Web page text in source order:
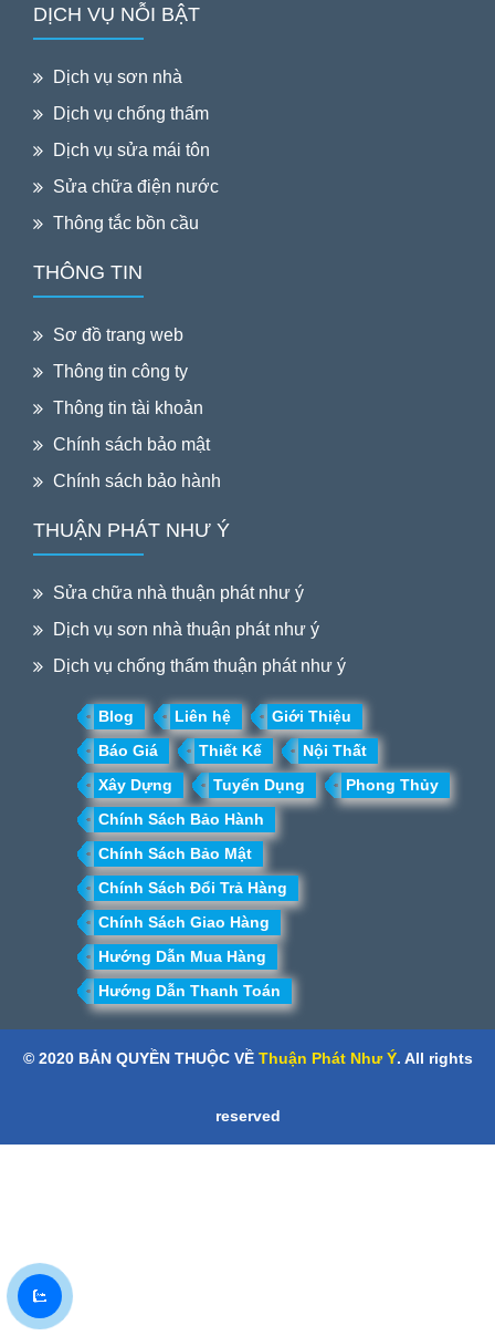
DỊCH VỤ NỖI BẬT
Dịch vụ sơn nhà
Dịch vụ chống thấm
Dịch vụ sửa mái tôn
Sửa chữa điện nước
Thông tắc bồn cầu
THÔNG TIN
Sơ đồ trang web
Thông tin công ty
Thông tin tài khoản
Chính sách bảo mật
Chính sách bảo hành
THUẬN PHÁT NHƯ Ý
Sửa chữa nhà thuận phát như ý
Dịch vụ sơn nhà thuận phát như ý
Dịch vụ chống thấm thuận phát như ý
Blog Liên hệ
Giới Thiệu
Báo Giá
Thiết Kế
Nội Thất
Xây Dựng
Tuyển Dụng
Phong Thủy
Chính Sách Bảo Hành
Chính Sách Bảo Mật
Chính Sách Đổi Trả Hàng
Chính Sách Giao Hàng
Hướng Dẫn Mua Hàng
Hướng Dẫn Thanh Toán
© 2020 BẢN QUYỀN THUỘC VỀ Thuận Phát Như Ý. All rights
reserved